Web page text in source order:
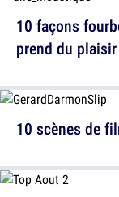
10 façons
prend du plaisir
10 scènes de